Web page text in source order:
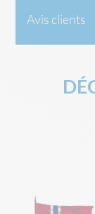
Avis clients